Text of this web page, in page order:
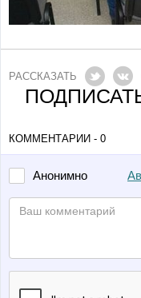
РАССКАЗАТЬ
КОММЕНТАРИИ - 0
Анонимно